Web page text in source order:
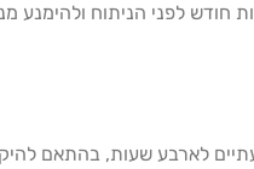
חודש לפני הניתוח
לארבע שעות, בהתאם